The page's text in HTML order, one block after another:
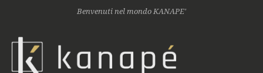
Benvenuti nel mondo KANAPE'